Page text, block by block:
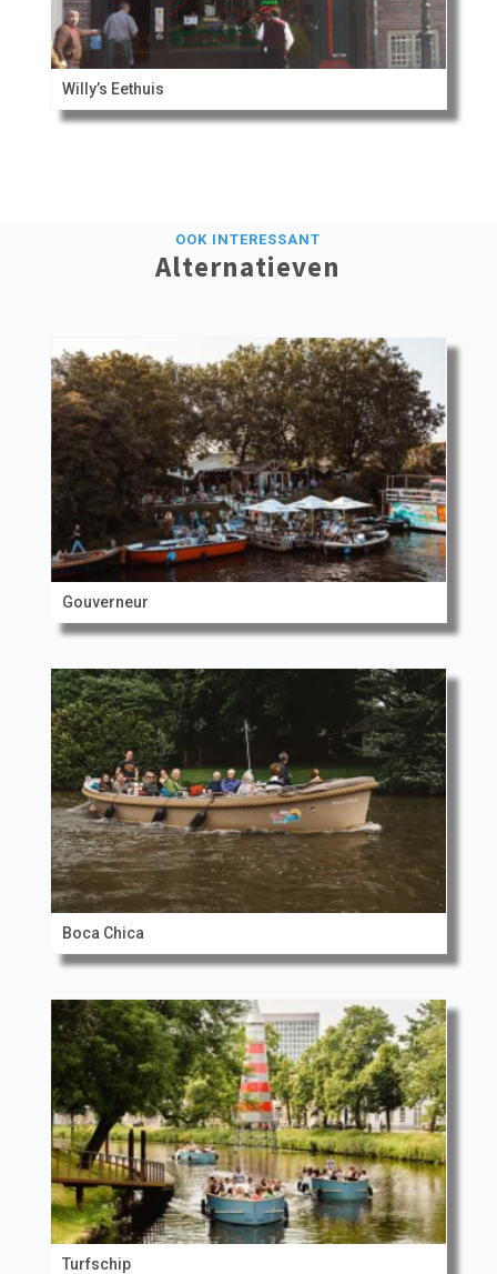
Willy’s Eethuis
OOK INTERESSANT
Alternatieven
Gouverneur
Boca Chica
Turfschip